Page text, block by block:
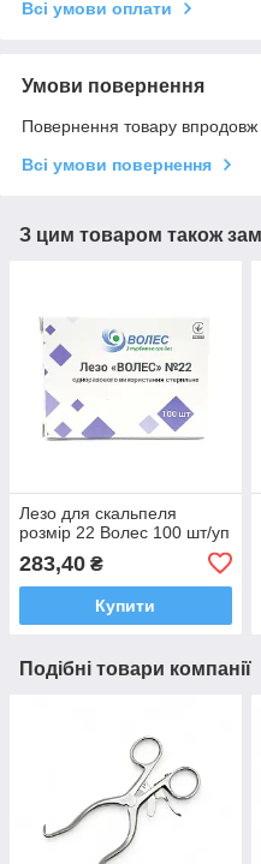
Всі умови оплати
Умови повернення
Повернення товару впродовж
Всі умови повернення
З цим товаром також
Лезо для скальпеля
розмір 22 Волес 100 шт/уп
283,40 ₴
Купити
Подібні товари компанії